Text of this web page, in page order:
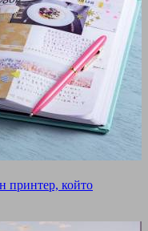
принтер, който